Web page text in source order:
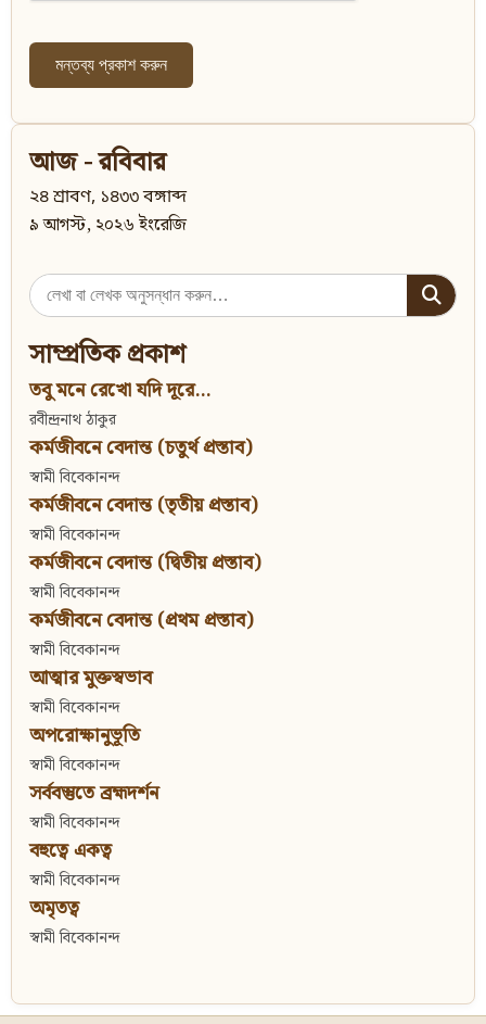
আজ - রবিবার
২৪ শ্রাবণ, ১৪৩৩ বঙ্গাব্দ
৯ আগস্ট, ২০২৬ ইংরেজি
Search
for:
সাম্প্রতিক প্রকাশ
তবু মনে রেখো যদি দূরে...
রবীন্দ্রনাথ ঠাকুর
কর্মজীবনে বেদান্ত (চতুর্থ প্রস্তাব)
স্বামী বিবেকানন্দ
কর্মজীবনে বেদান্ত (তৃতীয় প্রস্তাব)
স্বামী বিবেকানন্দ
কর্মজীবনে বেদান্ত (দ্বিতীয় প্রস্তাব)
স্বামী বিবেকানন্দ
কর্মজীবনে বেদান্ত (প্রথম প্রস্তাব)
স্বামী বিবেকানন্দ
আত্মার মুক্তস্বভাব
স্বামী বিবেকানন্দ
অপরোক্ষানুভূতি
স্বামী বিবেকানন্দ
সর্ববস্তুতে ব্রহ্মদর্শন
স্বামী বিবেকানন্দ
বহুত্বে একত্ব
স্বামী বিবেকানন্দ
অমৃতত্ব
স্বামী বিবেকানন্দ